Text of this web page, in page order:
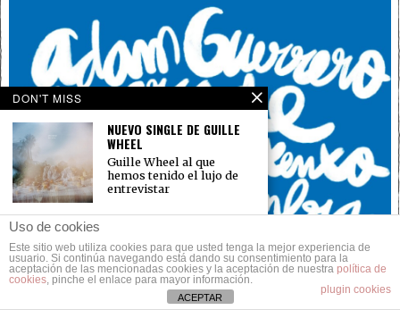
LA ESCENA MUSICAL BALEAR EN EL MALLORCA LIVE
Uso de cookies
Este sitio web utiliza cookies para que usted tenga la mejor experiencia de
usuario. Si continúa navegando está dando su consentimiento para la
aceptación de las mencionadas cookies y la aceptación de nuestra política de
cookies, pinche el enlace para mayor información.
plugin cookies
ACEPTAR
DON'T MISS
NUEVO SINGLE DE GUILLE
WHEEL
Guille Wheel al que
hemos tenido el lujo de
entrevistar
¡¡¡Ayer fue la prueba piloto
más esperada para todos
y